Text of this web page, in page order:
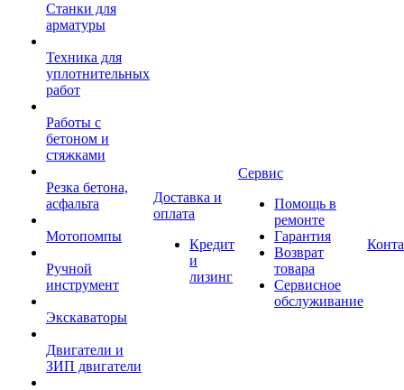
Станки для
арматуры
Техника для
уплотнительных
работ
Работы с
бетоном и
стяжками
Резка бетона,
асфальта
Мотопомпы
Ручной
инструмент
Экскаваторы
Двигатели и
ЗИП двигатели
Доставка и
оплата
Кредит
и
лизинг
Сервис
Помощь в
ремонте
Гарантия
Возврат
товара
Сервисное
обслуживание